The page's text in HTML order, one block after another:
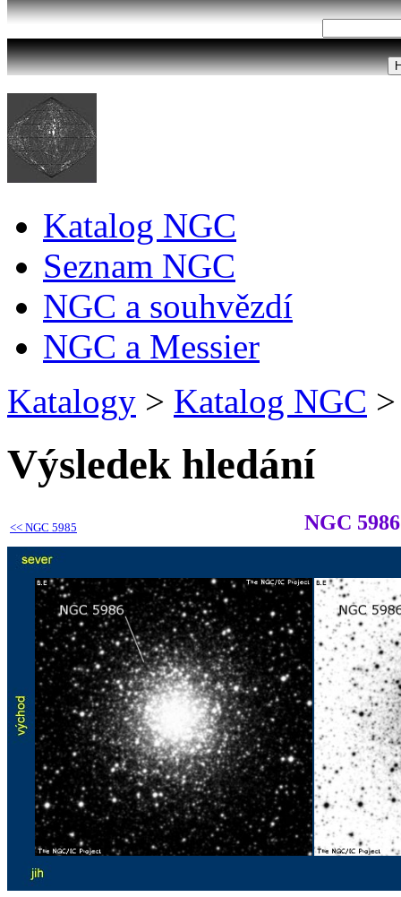
Katalog NGC
Seznam NGC
NGC a souhvězdí
NGC a Messier
Katalogy > Katalog NGC >
Výsledek hledání
<< NGC 5985 NGC 5986